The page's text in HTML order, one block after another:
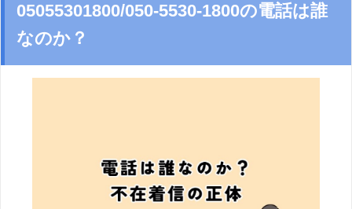
05055301800/050-5530-1800の電話は誰
なのか？